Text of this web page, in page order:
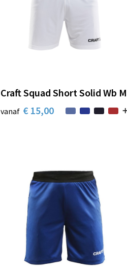
Craft Squad Short Solid Wb M
vanaf € 15,00